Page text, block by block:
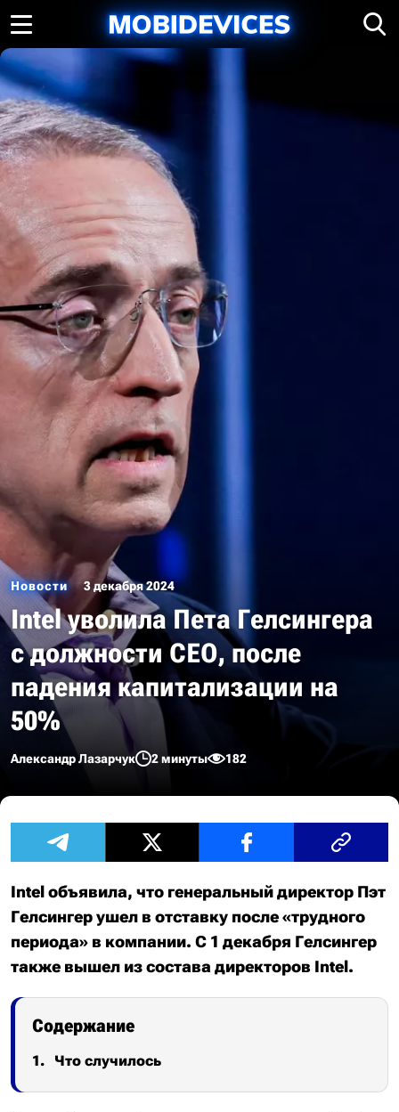
Новости 3 декабря 2024
Intel уволила Пета Гелсингера
с должности CEO, после
падения капитализации на
50%
Александр Лазарчук 2 минуты 182
Intel объявила, что генеральный директор Пэт
Гелсингер ушел в отставку после «трудного
периода» в компании. С 1 декабря Гелсингер
также вышел из состава директоров Intel.
Содержание
Что случилось